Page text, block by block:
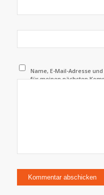
Name, E-Mail-Adresse
für meinen nächsten